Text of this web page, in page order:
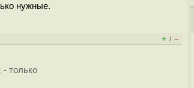
нужные.
+ / –
- только